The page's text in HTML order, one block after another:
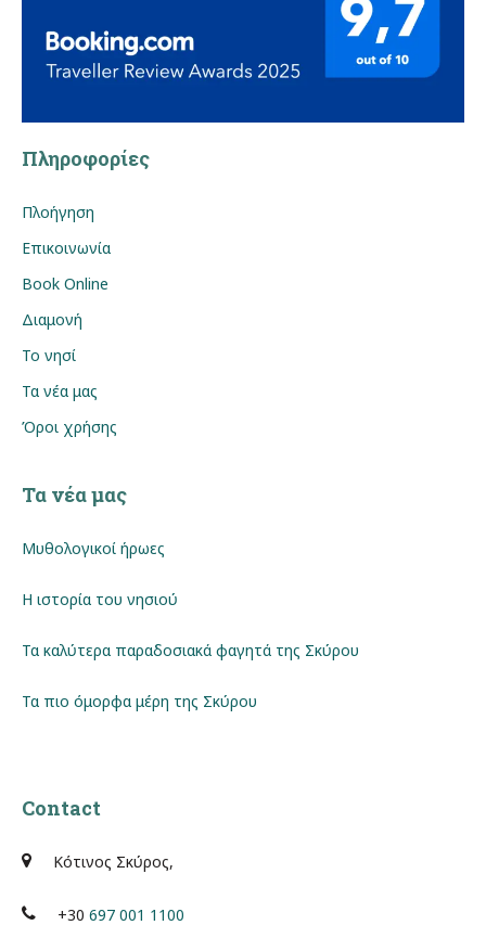
Πληροφορίες
Πλοήγηση
Επικοινωνία
Book Online
Διαμονή
Το νησί
Τα νέα μας
Όροι χρήσης
Τα νέα μας
Μυθολογικοί ήρωες
Η ιστορία του νησιού
Τα καλύτερα παραδοσιακά φαγητά της Σκύρου
Τα πιο όμορφα μέρη της Σκύρου
Contact
Κότινος Σκύρος,
+30 697 001 1100